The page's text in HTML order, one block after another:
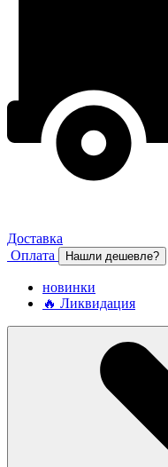
Доставка
Оплата
Нашли дешевле?
новинки
🔥 Ликвидация